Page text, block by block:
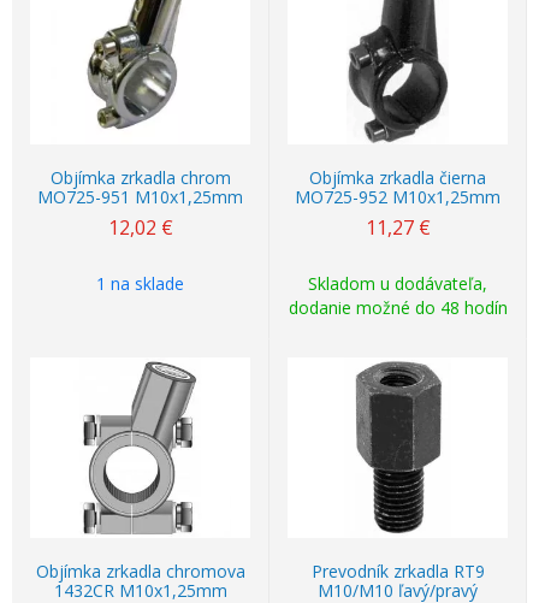
Objímka zrkadla chrom
MO725-951 M10x1,25mm
12,02 €
1 na sklade
Objímka zrkadla čierna
MO725-952 M10x1,25mm
11,27 €
Skladom u dodávateľa,
dodanie možné do 48 hodín
Objímka zrkadla chromova
1432CR M10x1,25mm
Prevodník zrkadla RT9
M10/M10 ľavý/pravý